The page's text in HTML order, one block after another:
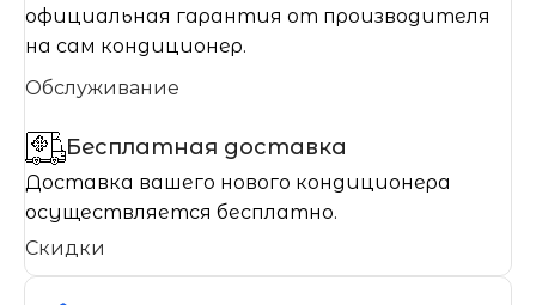
официальная гарантия от производителя
на сам кондиционер.
Обслуживание
Бесплатная доставка
Доставка вашего нового кондиционера
осуществляется бесплатно.
Скидки